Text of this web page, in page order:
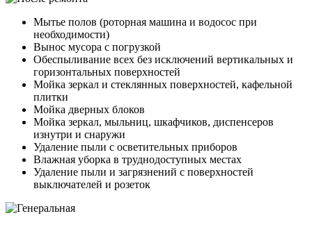
Мытье полов (роторная машина и водосос при
необходимости)
Вынос мусора с погрузкой
Обеспыливание всех без исключений вертикальных и
горизонтальных поверхностей
Мойка зеркал и стеклянных поверхностей, кафельной
плитки
Мойка дверных блоков
Мойка зеркал, мыльниц, шкафчиков, диспенсеров
изнутри и снаружи
Удаление пыли с осветительных приборов
Влажная уборка в труднодоступных местах
Удаление пыли и загрязнений с поверхностей
выключателей и розеток